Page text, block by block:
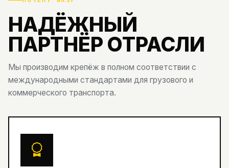
НАДЁЖНЫЙ
ПАРТНЁР ОТРАСЛИ
Мы производим крепёж в полном соответствии с
международными стандартами для грузового и
коммерческого транспорта.